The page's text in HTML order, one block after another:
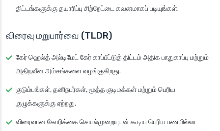
திட்டங்களுக்கு தயாரிப்பு சிற்றேட்டை கவனமாகப் படியுங்கள்.
விரைவு மறுபார்வை (TLDR)
கேர் ஹெல்த் அல்டிமேட் கேர் காப்பீட்டுத் திட்டம் அதிக பாதுகாப்பு மற்றும்
அதிநவீன அம்சங்களை வழங்குகிறது.
குடும்பங்கள், தனிநபர்கள், மூத்த குடிமக்கள் மற்றும் பெரிய
குழுக்களுக்கு ஏற்றது.
விரைவான கோரிக்கை செயல்முறையுடன் கூடிய பெரிய பணமில்லா